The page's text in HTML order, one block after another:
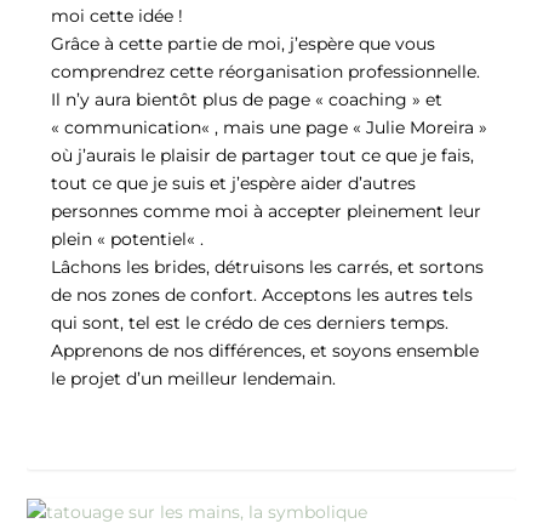
moi cette idée !
Grâce à cette partie de moi, j’espère que vous
comprendrez cette réorganisation professionnelle.
Il n’y aura bientôt plus de page « coaching » et
« communication« , mais une page « Julie Moreira »
où j’aurais le plaisir de partager tout ce que je fais,
tout ce que je suis et j’espère aider d’autres
personnes comme moi à accepter pleinement leur
plein « potentiel« .
Lâchons les brides, détruisons les carrés, et sortons
de nos zones de confort. Acceptons les autres tels
qui sont, tel est le crédo de ces derniers temps.
Apprenons de nos différences, et soyons ensemble
le projet d’un meilleur lendemain.